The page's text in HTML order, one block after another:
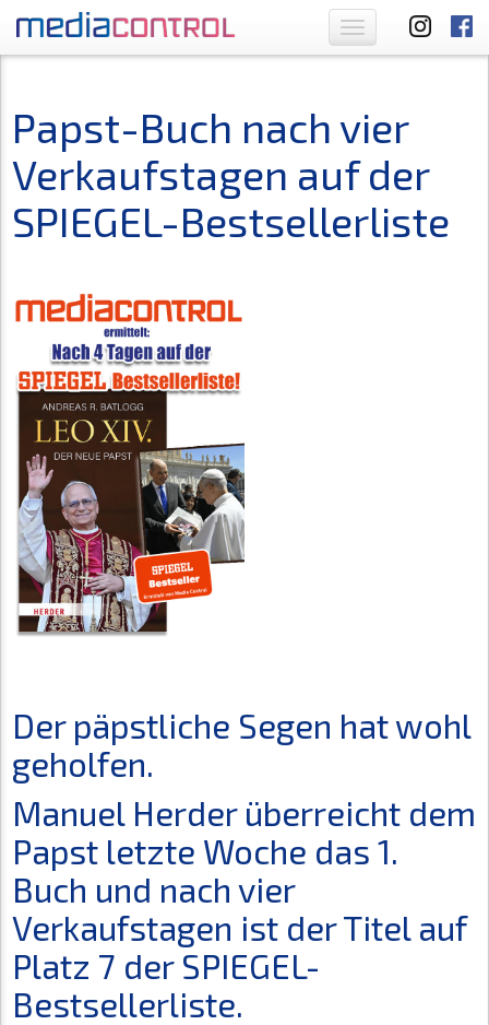
Toggle
navigation
Papst-Buch nach vier
Verkaufstagen auf der
SPIEGEL-Bestsellerliste
Der päpstliche Segen hat wohl
geholfen.
Manuel Herder überreicht dem
Papst letzte Woche das 1.
Buch und nach vier
Verkaufstagen ist der Titel auf
Platz 7 der SPIEGEL-
Bestsellerliste.